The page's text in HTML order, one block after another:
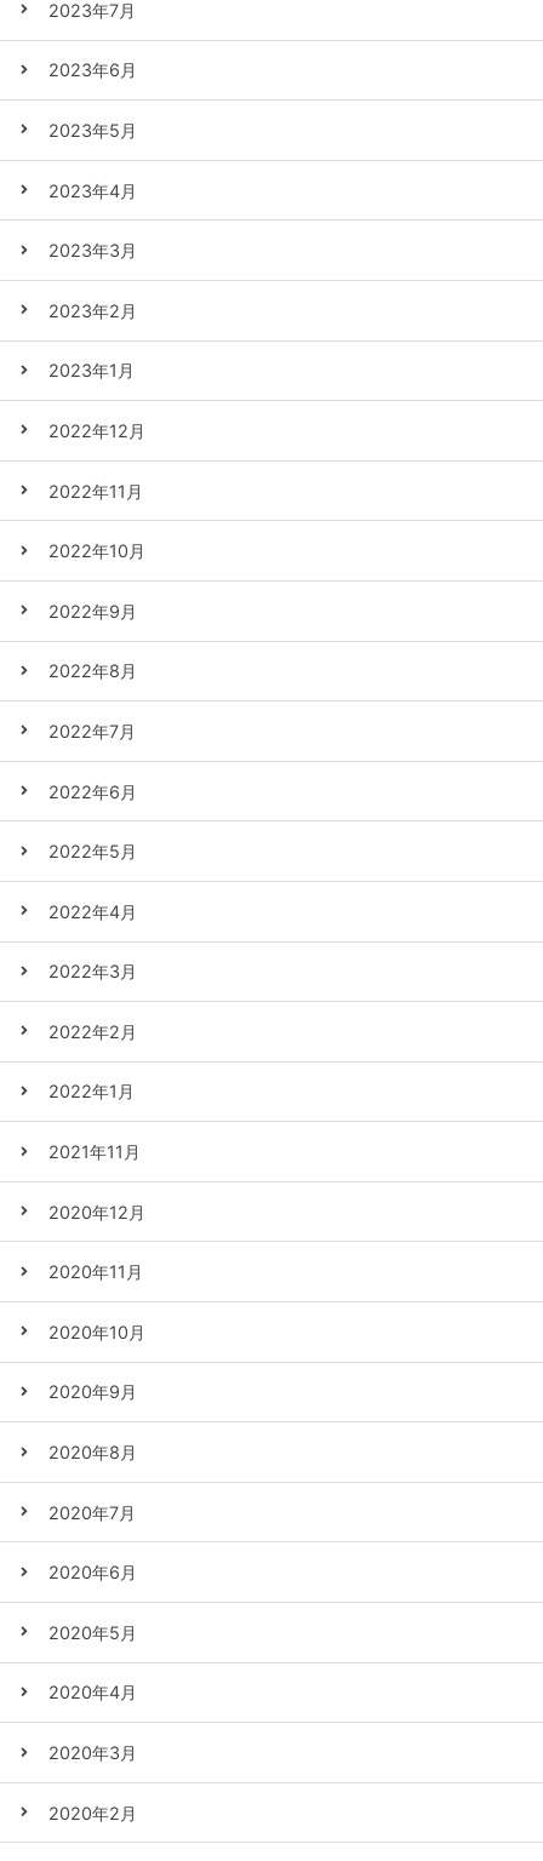
2023年7月
2023年6月
2023年5月
2023年4月
2023年3月
2023年2月
2023年1月
2022年12月
2022年11月
2022年10月
2022年9月
2022年8月
2022年7月
2022年6月
2022年5月
2022年4月
2022年3月
2022年2月
2022年1月
2021年11月
2020年12月
2020年11月
2020年10月
2020年9月
2020年8月
2020年7月
2020年6月
2020年5月
2020年4月
2020年3月
2020年2月